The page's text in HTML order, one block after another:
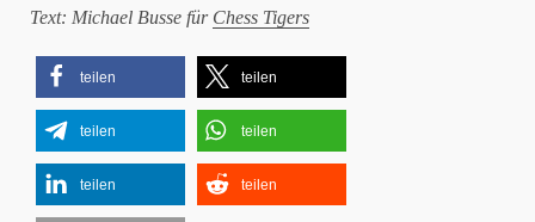
Text: Michael Busse für Chess Tigers
teilen teilen
teilen teilen
teilen teilen